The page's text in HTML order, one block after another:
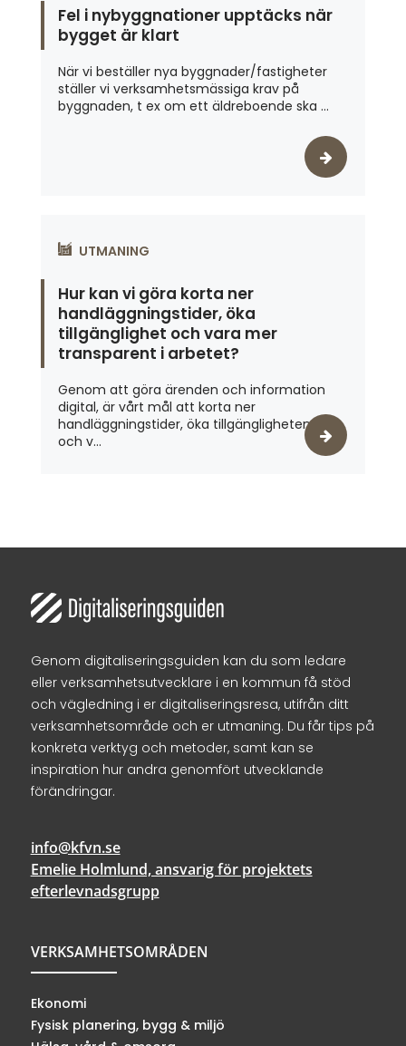
Fel i nybyggnationer upptäcks när
bygget är klart
När vi beställer nya byggnader/fastigheter
ställer vi verksamhetsmässiga krav på
byggnaden, t ex om ett äldreboende ska ...
UTMANING
Hur kan vi göra korta ner
handläggningstider, öka
tillgänglighet och vara mer
transparent i arbetet?
Genom att göra ärenden och information
digital, är vårt mål att korta ner
handläggningstider, öka tillgängligheten
och v...
Genom digitaliseringsguiden kan du som ledare
eller verksamhetsutvecklare i en kommun få stöd
och vägledning i er digitaliseringsresa, utifrån ditt
verksamhetsområde och er utmaning. Du får tips på
konkreta verktyg och metoder, samt kan se
inspiration hur andra genomfört utvecklande
förändringar.
info@kfvn.se
Emelie Holmlund, ansvarig för projektets
efterlevnadsgrupp
VERKSAMHETSOMRÅDEN
Ekonomi
Fysisk planering, bygg & miljö